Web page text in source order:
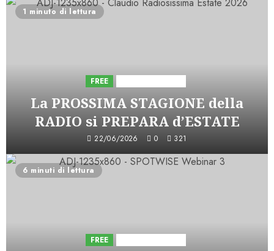
1 minuto di lettura
FREE
La PROSSIMA STAGIONE della
RADIO si PREPARA d’ESTATE
22/06/2026 0 321
6 minuti di lettura
FREE